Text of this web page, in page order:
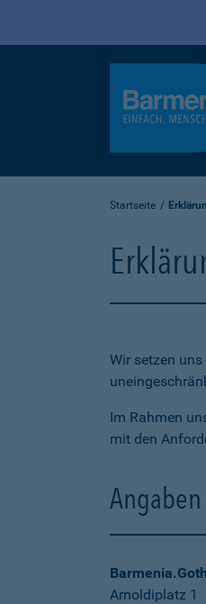
Startseite
Wir setzen
Im Rahmen
mit den
Arnoldiplatz 1